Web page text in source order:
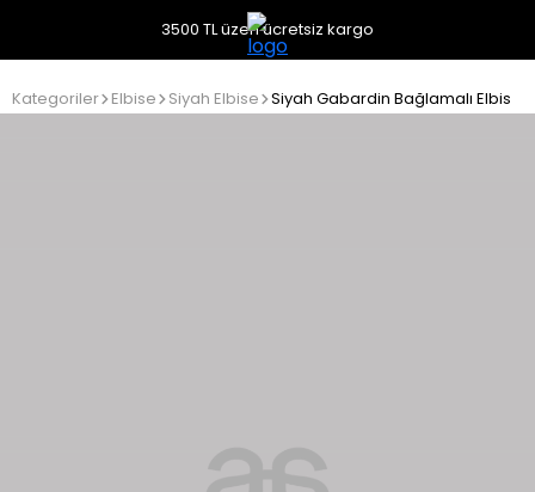
3500 TL üzeri ücretsiz kargo
Kategoriler Elbise Siyah Elbise Siyah Gabardin Bağlamalı Elbise